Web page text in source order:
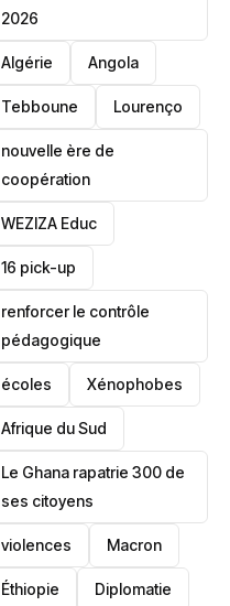
2026
‎Algérie Angola
Tebboune Lourenço
nouvelle ère de
coopération
‎WEZIZA Educ
16 pick-up
renforcer le contrôle
pédagogique
écoles ‎Xénophobes
Afrique du Sud
Le Ghana rapatrie 300 de
ses citoyens
violences Macron
Éthiopie Diplomatie